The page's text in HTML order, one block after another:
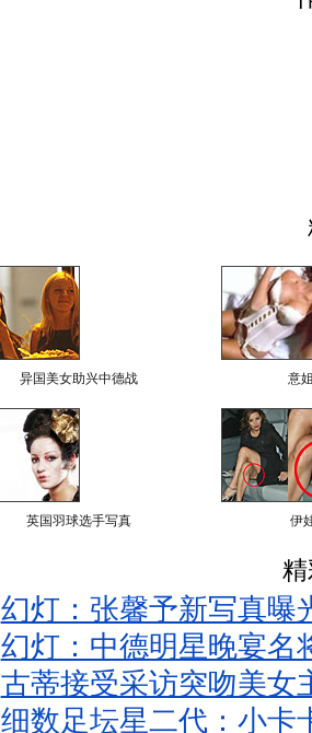
异国美女助兴中德战 意
英国羽球选手写真 伊
幻灯：张馨予新写真曝
幻灯：中德明星晚宴名
古蒂接受采访突吻美女
细数足坛星二代：小卡